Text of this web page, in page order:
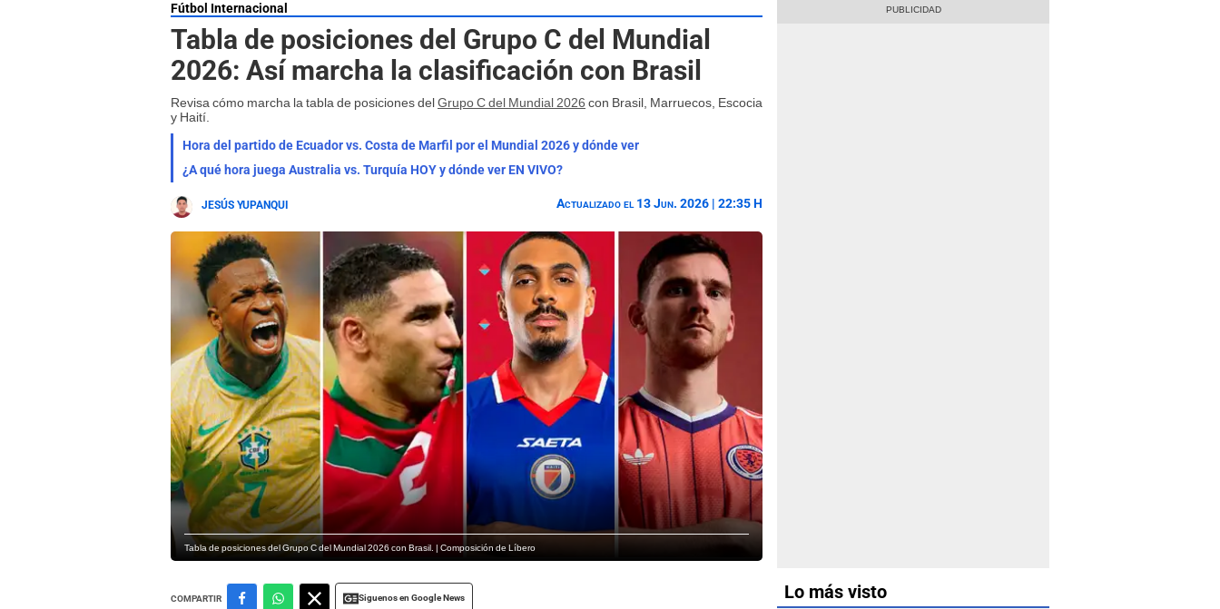
Fútbol Internacional
Tabla de posiciones del Grupo C del Mundial
2026: Así marcha la clasificación con Brasil
Revisa cómo marcha la tabla de posiciones delGrupo C del Mundial 2026 con Brasil, Marruecos, Escocia
y Haití.
Hora del partido de Ecuador vs. Costa de Marfil por el Mundial 2026 y dónde ver
¿A qué hora juega Australia vs. Turquía HOY y dónde ver EN VIVO?
JESÚS YUPANQUI Actualizado el 13 Jun. 2026 | 22:35 H
Tabla de posiciones del Grupo C del Mundial 2026 con Brasil. | Composición de Líbero
COMPARTIR Siguenos en Google News Lo más visto